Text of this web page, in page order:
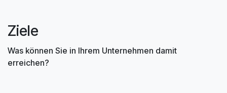
Ziele
Was können Sie in Ihrem Unternehmen damit
erreichen?